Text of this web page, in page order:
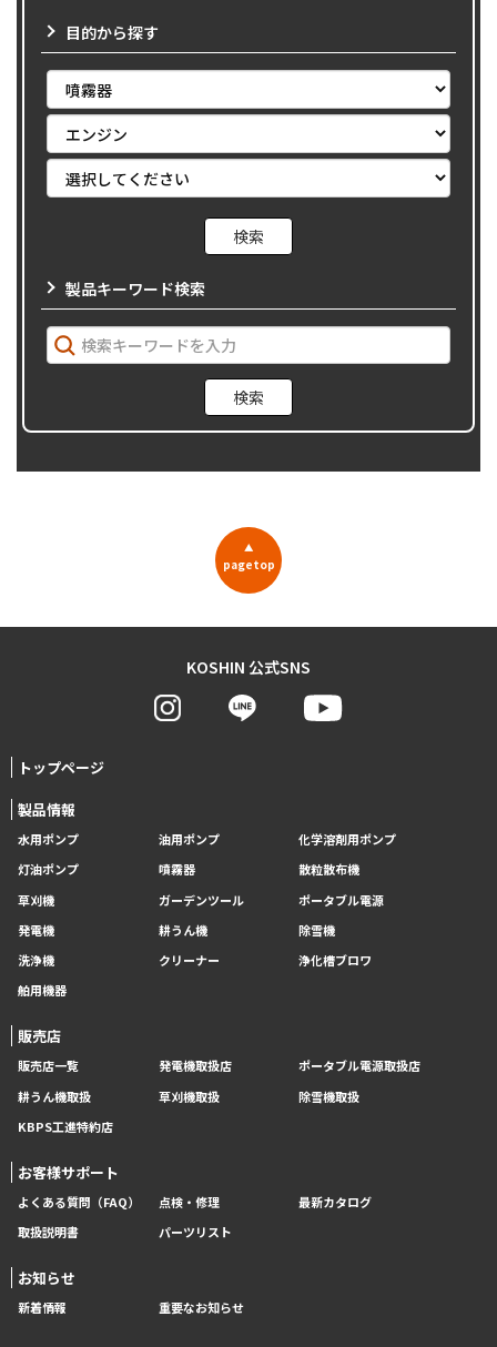
目的から探す
製品キーワード検索
▲
pagetop
KOSHIN 公式SNS
トップページ
製品情報
水用ポンプ 油用ポンプ
化学溶剤用ポンプ
灯油ポンプ
噴霧器
散粒散布機
草刈機
ガーデンツール
ポータブル電源
発電機
耕うん機
除雪機
洗浄機
クリーナー
浄化槽ブロワ
舶用機器
販売店
販売店一覧 発電機取扱店
ポータブル電源取扱店
耕うん機取扱
草刈機取扱
除雪機取扱
KBPS工進特約店
お客様サポート
よくある質問（FAQ） 点検・修理
最新カタログ
取扱説明書
パーツリスト
お知らせ
新着情報 重要なお知らせ